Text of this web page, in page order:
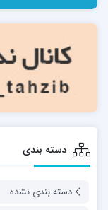
دسته بندی
دسته بندی نشده